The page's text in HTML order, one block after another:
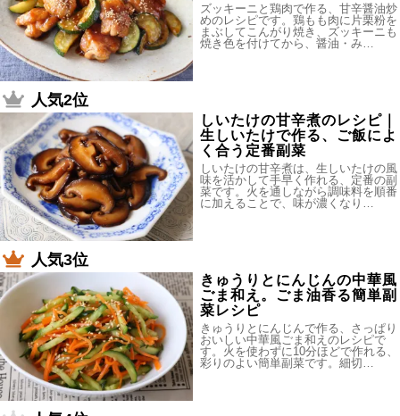
ズッキーニと鶏肉で作る、甘辛醤油炒
めのレシピです。鶏もも肉に片栗粉を
まぶしてこんがり焼き、ズッキーニも
焼き色を付けてから、醤油・み…
人気2位
しいたけの甘辛煮のレシピ｜
生しいたけで作る、ご飯によ
く合う定番副菜
しいたけの甘辛煮は、生しいたけの風
味を活かして手早く作れる、定番の副
菜です。火を通しながら調味料を順番
に加えることで、味が濃くなり…
人気3位
きゅうりとにんじんの中華風
ごま和え。ごま油香る簡単副
菜レシピ
きゅうりとにんじんで作る、さっぱり
おいしい中華風ごま和えのレシピで
す。火を使わずに10分ほどで作れる、
彩りのよい簡単副菜です。細切…